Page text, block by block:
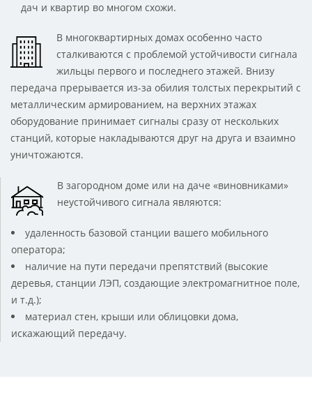
дач и квартир во многом схожи.
В многоквартирных домах особенно часто
сталкиваются с проблемой устойчивости сигнала
жильцы первого и последнего этажей. Внизу
передача прерывается из-за обилия толстых перекрытий с
металлическим армированием, на верхних этажах
оборудование принимает сигналы сразу от нескольких
станций, которые накладываются друг на друга и взаимно
уничтожаются.
В загородном доме или на даче «виновниками»
неустойчивого сигнала являются:
удаленность базовой станции вашего мобильного
оператора;
наличие на пути передачи препятствий (высокие
деревья, станции ЛЭП, создающие электромагнитное поле,
и т.д.);
материал стен, крыши или облицовки дома,
искажающий передачу.